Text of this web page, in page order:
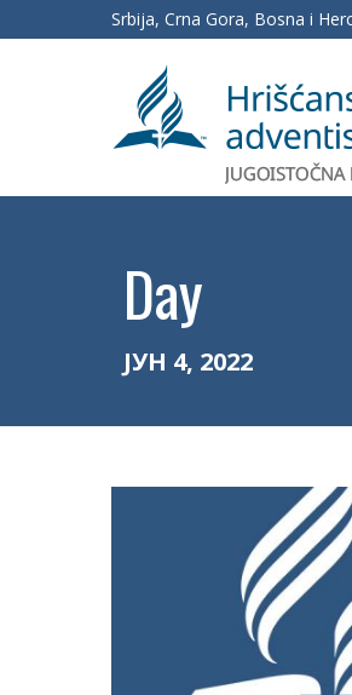
Srbija, Crna Gora, Bosna i
Day
ЈУН 4, 2022